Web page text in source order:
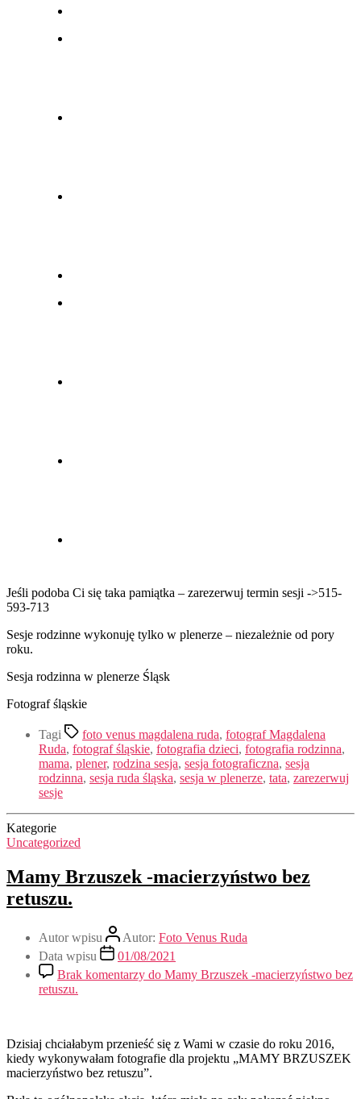
Jeśli podoba Ci się taka pamiątka – zarezerwuj termin sesji ->515-
593-713
Sesje rodzinne wykonuję tylko w plenerze – niezależnie od pory
roku.
Sesja rodzinna w plenerze Śląsk
Fotograf śląskie
Tagi foto venus magdalena ruda, fotograf Magdalena
Ruda, fotograf śląskie, fotografia dzieci, fotografia rodzinna,
mama, plener, rodzina sesja, sesja fotograficzna, sesja
rodzinna, sesja ruda śląska, sesja w plenerze, tata, zarezerwuj
sesje
Kategorie
Uncategorized
Mamy Brzuszek -macierzyństwo bez
retuszu.
Autor wpisu Autor: Foto Venus Ruda
Data wpisu
01/08/2021
Brak komentarzy do Mamy Brzuszek -macierzyństwo bez
retuszu.
Dzisiaj chciałabym przenieść się z Wami w czasie do roku 2016,
kiedy wykonywałam fotografie dla projektu „MAMY BRZUSZEK
macierzyństwo bez retuszu”.